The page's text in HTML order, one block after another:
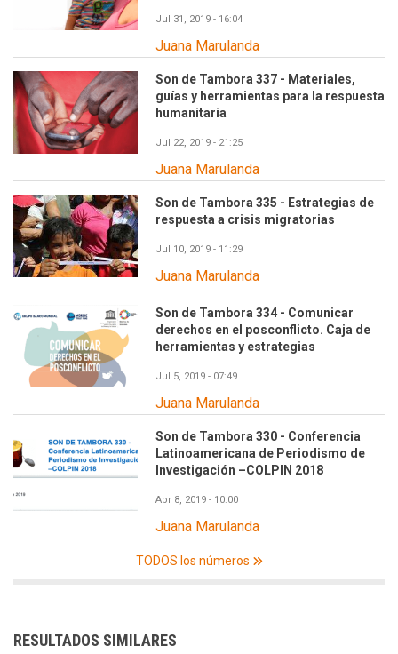
Jul 31, 2019 - 16:04
Juana Marulanda
Son de Tambora 337 - Materiales,
guías y herramientas para la respuesta
humanitaria
Jul 22, 2019 - 21:25
Juana Marulanda
Son de Tambora 335 - Estrategias de
respuesta a crisis migratorias
Jul 10, 2019 - 11:29
Juana Marulanda
Son de Tambora 334 - Comunicar
derechos en el posconflicto. Caja de
herramientas y estrategias
Jul 5, 2019 - 07:49
Juana Marulanda
Son de Tambora 330 - Conferencia
Latinoamericana de Periodismo de
Investigación –COLPIN 2018
Apr 8, 2019 - 10:00
Juana Marulanda
TODOS los números
RESULTADOS SIMILARES